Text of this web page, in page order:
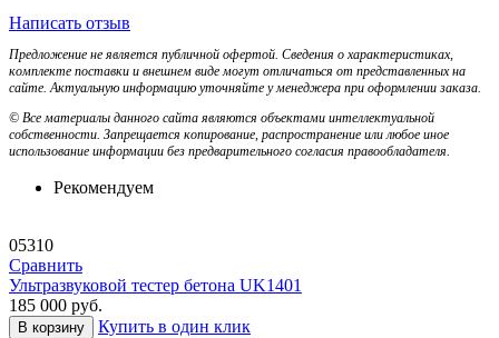
Написать отзыв
Предложение не является публичной офертой. Сведения о характеристиках,
комплекте поставки и внешнем виде могут отличаться от представленных на
сайте. Актуальную информацию уточняйте у менеджера при оформлении заказа.
© Все материалы данного сайта являются объектами интеллектуальной
собственности. Запрещается копирование, распространение или любое иное
использование информации без предварительного согласия правообладателя.
Рекомендуем
05310
Сравнить
Ультразвуковой тестер бетона UK1401
185 000 руб.
В корзину Купить в один клик